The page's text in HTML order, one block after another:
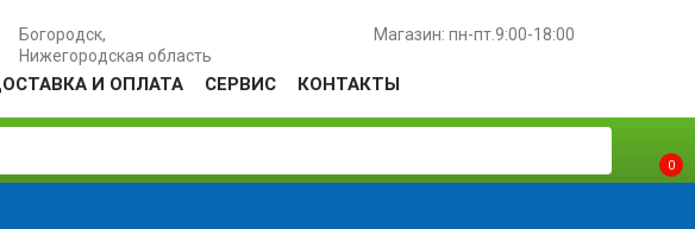
Богородск,
Нижегородская область
Магазин: пн-пт.9:00-18:00
И ОПЛАТА СЕРВИС КОНТАКТЫ
0